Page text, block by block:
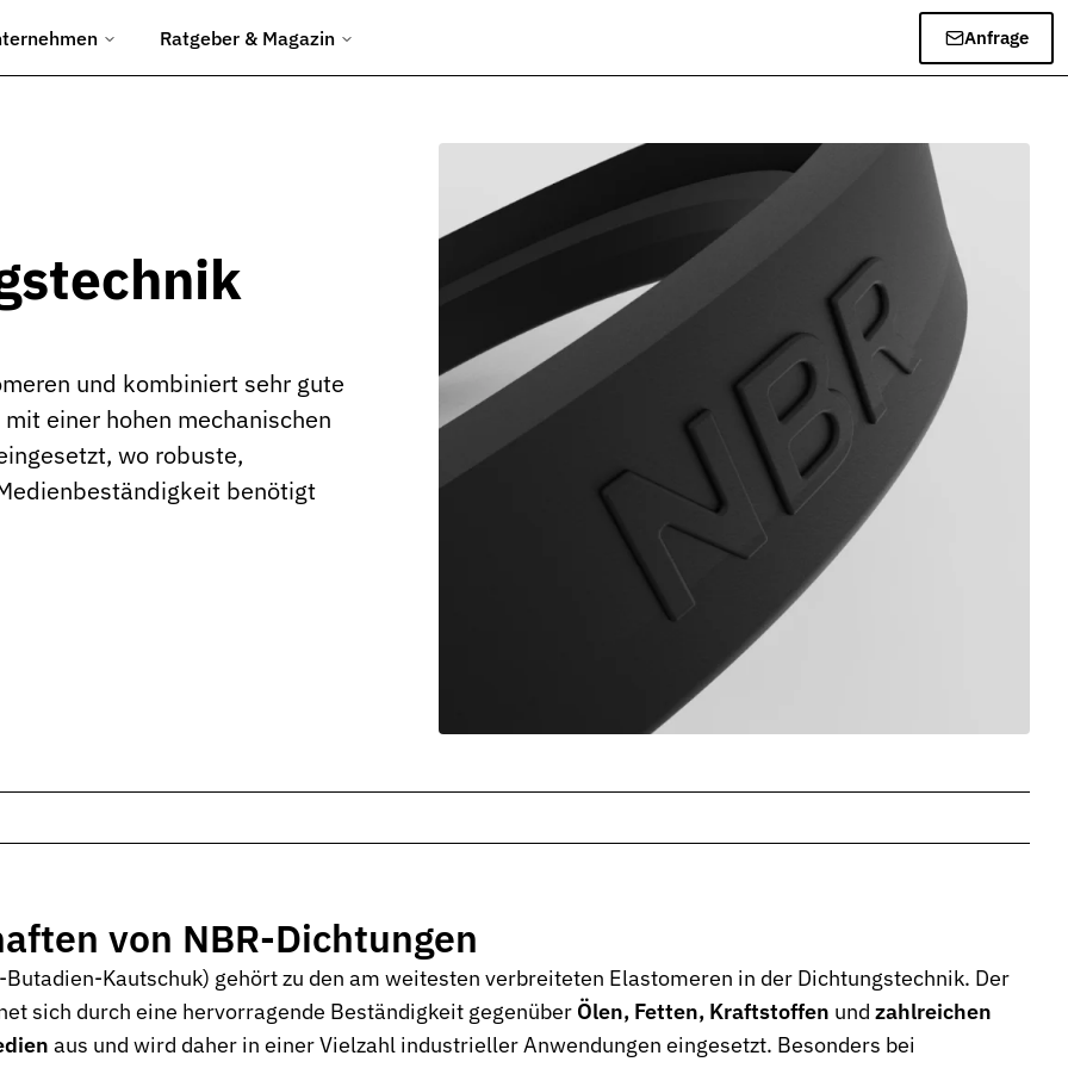
Ratgeber & Magazin Anfrage
Baustelleneinsatz.
und Anlagen.
Rohrleitungen.
und kombiniert sehr gute
einer hohen mechanischen
wo robuste,
benötigt
von NBR-Dichtungen
Kautschuk) gehört zu den am weitesten verbreiteten Elastomeren in der Dichtungstechnik. Der
sich durch eine hervorragende Beständigkeit gegenüber Ölen, Fetten, Kraftstoffen und zahlreichen
aus und wird daher in einer Vielzahl industrieller Anwendungen eingesetzt. Besonders bei